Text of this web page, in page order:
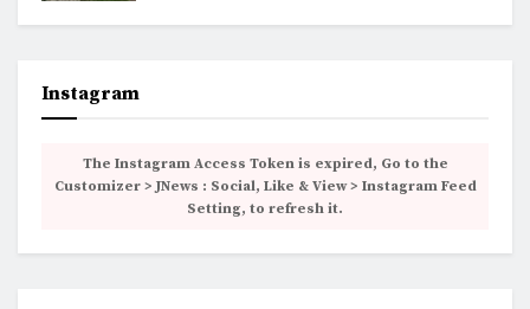
Instagram
The Instagram Access Token is expired, Go to the
Customizer > JNews : Social, Like & View > Instagram Feed
Setting, to refresh it.